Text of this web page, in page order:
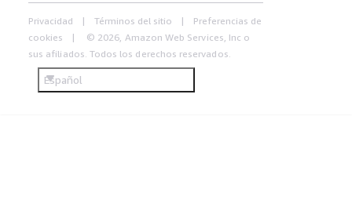
Privacidad Términos del sitio
Preferencias de
cookies
© 2026, Amazon Web Services, Inc o
sus afiliados. Todos los derechos reservados.
Español